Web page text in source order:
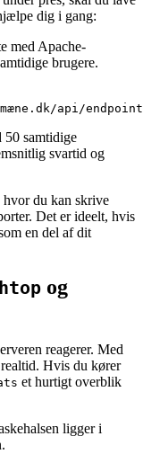
dig i gang:
med Apache-
brugere.
50 samtidige
svartid og
du kan skrive
Det er ideelt, hvis
en del af dit
htop og
reagerer. Med
Hvis du kører
et hurtigt overblik
ligger i